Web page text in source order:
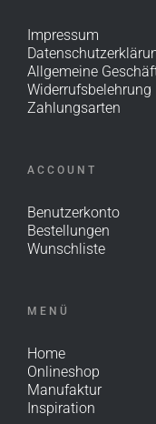
Impressum
Allgemeine
Widerrufsbelehrung
Zahlungsarten
ACCOUNT
Benutzerkonto
Bestellungen
Wunschliste
MENÜ
Home
Onlineshop
Manufaktur
Inspiration